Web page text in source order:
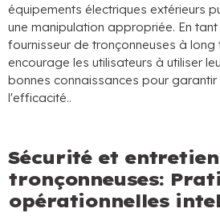
équipements électriques extérieurs
une manipulation appropriée. En
fournisseur de tronçonneuses à long
encourage les utilisateurs à utiliser
bonnes connaissances pour
l'efficacité..
Sécurité et entretien
tronçonneuses:
opérationnelles